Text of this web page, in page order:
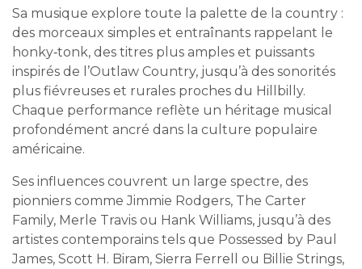
Sa musique explore toute la palette de la country :
des morceaux simples et entraînants rappelant le
honky‑tonk, des titres plus amples et puissants
inspirés de l’Outlaw Country, jusqu’à des sonorités
plus fiévreuses et rurales proches du Hillbilly.
Chaque performance reflète un héritage musical
profondément ancré dans la culture populaire
américaine.
Ses influences couvrent un large spectre, des
pionniers comme Jimmie Rodgers, The Carter
Family, Merle Travis ou Hank Williams, jusqu’à des
artistes contemporains tels que Possessed by Paul
James, Scott H. Biram, Sierra Ferrell ou Billie Strings,